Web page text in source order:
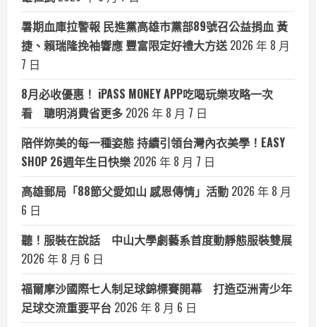
暑期血庫拉警報 民進黨高雄市黨部89號召公益捐血 黃
捷、賴瑞隆挽袖響應 豐富限定好禮大方送 2026 年 8 月
7 日
8月必收優惠！ iPASS MONEY APP吃喝玩樂攻略一次
看 聰明消費省更多 2026 年 8 月 7 日
陪伴妳美的每一種姿態 持續引領台灣內衣美學！EASY
SHOP 26週年生日快樂 2026 年 8 月 7 日
高雄郵局「88節父愛如山 感恩傳情」活動 2026 年 8 月
6 日
聽！服裝在說話 中山大學劇藝系首度動靜態服裝雙展
2026 年 8 月 6 日
福爾摩沙國際七人制足球錦標賽開幕 打造亞洲青少年
足球交流重要平台 2026 年 8 月 6 日